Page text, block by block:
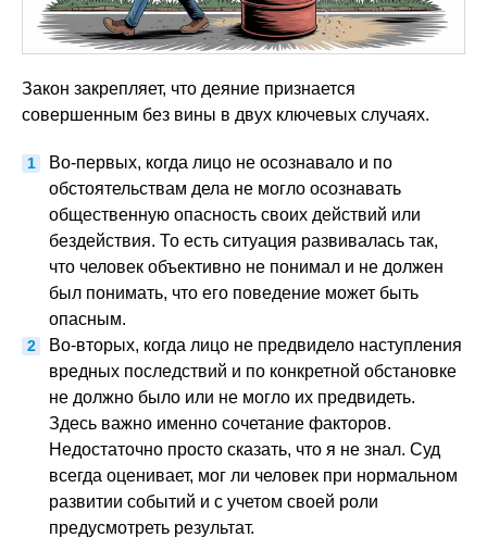
Закон закрепляет, что деяние признается
совершенным без вины в двух ключевых случаях.
Во-первых, когда лицо не осознавало и по
обстоятельствам дела не могло осознавать
общественную опасность своих действий или
бездействия. То есть ситуация развивалась так,
что человек объективно не понимал и не должен
был понимать, что его поведение может быть
опасным.
Во-вторых, когда лицо не предвидело наступления
вредных последствий и по конкретной обстановке
не должно было или не могло их предвидеть.
Здесь важно именно сочетание факторов.
Недостаточно просто сказать, что я не знал. Суд
всегда оценивает, мог ли человек при нормальном
развитии событий и с учетом своей роли
предусмотреть результат.